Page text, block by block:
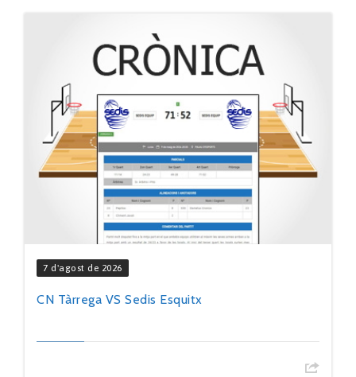
7 d'agost de 2026
CN Tàrrega VS Sedis Esquitx